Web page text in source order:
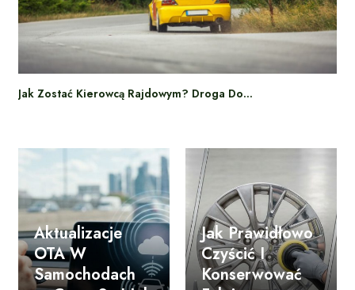
Jak Zostać Kierowcą Rajdowym? Droga Do…
Aktualizacje
OTA W
Samochodach
Jak Prawidłowo
Czyścić I
Konserwować